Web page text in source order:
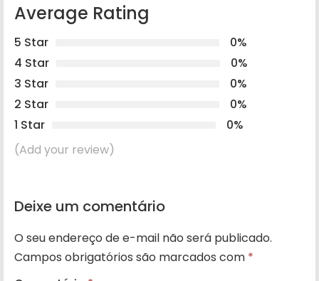
Average Rating
5 Star
0%
4 Star
0%
3 Star
0%
2 Star
0%
1 Star
0%
(Add your review)
Deixe um comentário
O seu endereço de e-mail não será publicado.
Campos obrigatórios são marcados com *